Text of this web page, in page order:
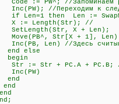
:= PW^; //Запоминаем
//Переходим к
Len=1 then Len :=
:= Length(Str); //
X +
Str[X + 1],
Len) //Здесь
else
:= Str + PC.A + PC.B; //